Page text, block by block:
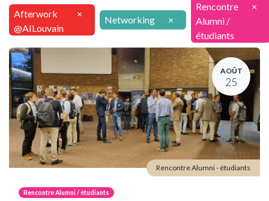
Afterwork
@AILouvain
×
Networking ×
Rencontre
Alumni /
étudiants
×
AOÛT
25
Rencontre Alumni / étudiants
Rencontre Alumni - étudiants